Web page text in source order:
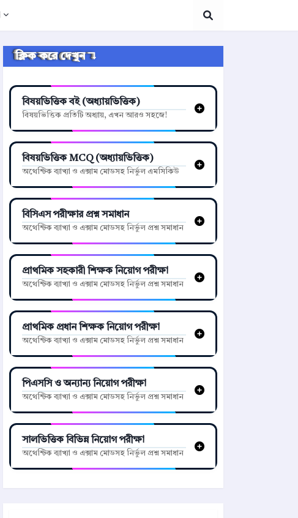
ক্লিক করে দেখুন ↴
বিষয়ভিত্তিক বই (অধ্যায়ভিত্তিক)
বিষয়ভিত্তিক প্রতিটি অধ্যায়, এখন আরও সহজে!
বিষয়ভিত্তিক MCQ (অধ্যায়ভিত্তিক)
অথেন্টিক ব্যাখ্যা ও এক্সাম মোডসহ নির্ভুল এমসিকিউ
বিসিএস পরীক্ষার প্রশ্ন সমাধান
অথেন্টিক ব্যাখ্যা ও এক্সাম মোডসহ নির্ভুল প্রশ্ন সমাধান
প্রাথমিক সহকারী শিক্ষক নিয়োগ পরীক্ষা
অথেন্টিক ব্যাখ্যা ও এক্সাম মোডসহ নির্ভুল প্রশ্ন সমাধান
প্রাথমিক প্রধান শিক্ষক নিয়োগ পরীক্ষা
অথেন্টিক ব্যাখ্যা ও এক্সাম মোডসহ নির্ভুল প্রশ্ন সমাধান
পিএসসি ও অন্যান্য নিয়োগ পরীক্ষা
অথেন্টিক ব্যাখ্যা ও এক্সাম মোডসহ নির্ভুল প্রশ্ন সমাধান
সালভিত্তিক বিভিন্ন নিয়োগ পরীক্ষা
অথেন্টিক ব্যাখ্যা ও এক্সাম মোডসহ নির্ভুল প্রশ্ন সমাধান